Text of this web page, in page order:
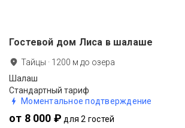
Гостевой дом Лиса в шалаше
Тайцы · 1200 м до озера
Шалаш
Стандартный тариф
Моментальное подтверждение
от 8 000 ₽ для 2 гостей